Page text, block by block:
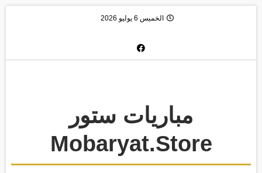
الخميس 6 يوليو 2026
مباريات ستور
Mobaryat.Store